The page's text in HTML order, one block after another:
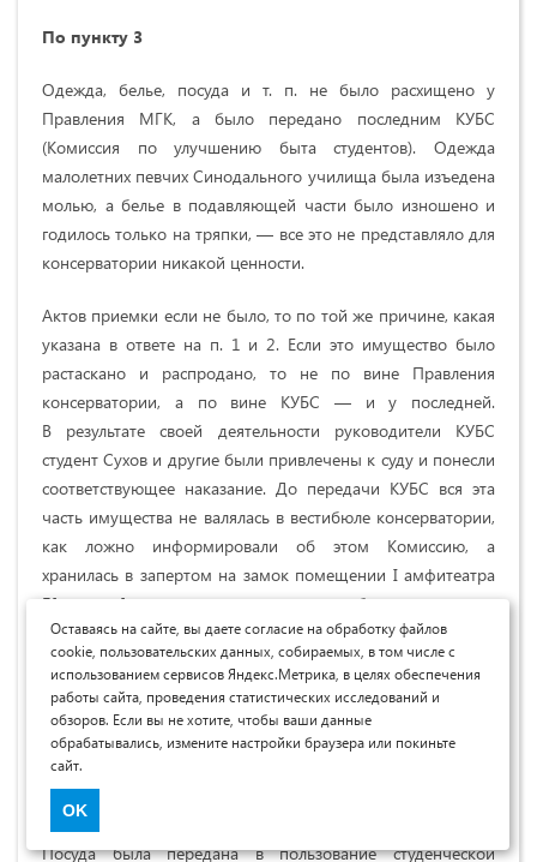
По пункту 3
Одежда, белье, посуда и т. п. не было расхищено у
Правления МГК, а было передано последним КУБС
(Комиссия по улучшению быта студентов). Одежда
малолетних певчих Синодального училища была изъедена
молью, а белье в подавляющей части было изношено и
годилось только на тряпки, — все это не представляло для
консерватории никакой ценности.
Актов приемки если не было, то по той же причине, какая
указана в ответе на п. 1 и 2. Если это имущество было
растаскано и распродано, то не по вине Правления
консерватории, а по вине КУБС — и у последней.
В результате своей деятельности руководители КУБС
студент Сухов и другие были привлечены к суду и понесли
соответствующее наказание. До передачи КУБС вся эта
часть имущества не валялась в вестибюле консерватории,
как ложно информировали об этом Комиссию, а
хранилась в запертом на замок помещении I амфитеатра
Б[ольшого] зала, двери помещения были опечатаны
сургучной печатью. По передаче КУБС’у имущество это
хранилось там же и ключ от замка находился также
у КУБС.
Деятельность КУБС никогда не была подконтрольна
Правлению консерватории, КУБС была в ведении
Профкома и Ц[ентрального] бюро Пролетстуда.
Посуда была передана в пользование студенческой
Оставаясь на сайте, вы даете согласие на обработку файлов
cookie, пользовательских данных, собираемых, в том числе с
использованием сервисов Яндекс.Метрика, в целях обеспечения
работы сайта, проведения статистических исследований и
обзоров. Если вы не хотите, чтобы ваши данные
обрабатывались, измените настройки браузера или покиньте
сайт.
OK